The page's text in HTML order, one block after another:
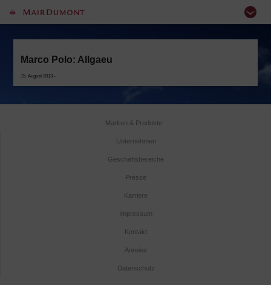
Marco Polo: Allgaeu
15. August 2013 -
Marken & Produkte
Unternehmen
Geschäftsbereiche
Presse
Karriere
Impressum
Kontakt
Anreise
Datenschutz